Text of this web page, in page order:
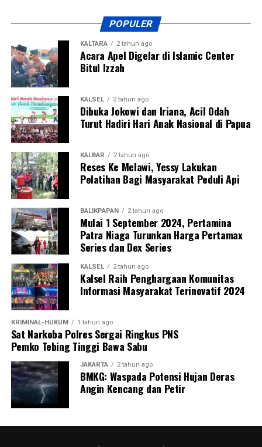
POPULER
KALTARA 2 tahun ago
Acara Apel Digelar di Islamic Center
Bitul Izzah
KALSEL 2 tahun ago
Dibuka Jokowi dan Iriana, Acil Odah
Turut Hadiri Hari Anak Nasional di Papua
KALBAR 2 tahun ago
Reses Ke Melawi, Yessy Lakukan
Pelatihan Bagi Masyarakat Peduli Api
BALIKPAPAN 2 tahun ago
Mulai 1 September 2024, Pertamina
Patra Niaga Turunkan Harga Pertamax
Series dan Dex Series
KALSEL 2 tahun ago
Kalsel Raih Penghargaan Komunitas
Informasi Masyarakat Terinovatif 2024
KRIMINAL-HUKUM 1 tahun ago
Sat Narkoba Polres Sergai Ringkus PNS
Pemko Tebing Tinggi Bawa Sabu
JAKARTA 2 tahun ago
BMKG: Waspada Potensi Hujan Deras
Angin Kencang dan Petir